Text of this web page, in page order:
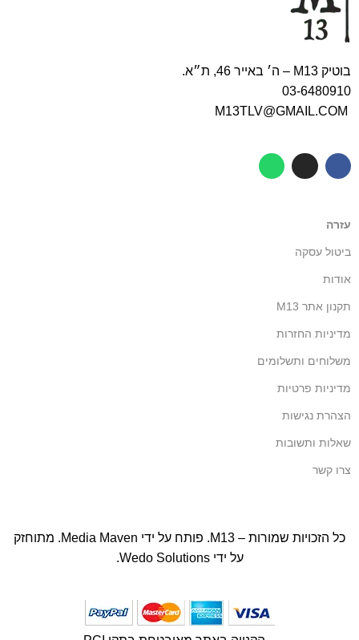
בוטיק M13 – ה׳ באייר 46, ת״א.
03-6480910
עזרה
ביטול עסקה
אודות
תקנון אתר M13
מדיניות החזרות
משלוחים ותשלומים
מדיניות פרטיות
הצהרת נגישות
שאלות ותשובות
צרו קשר
כל הזכויות שמורות – M13. פותח על ידי Media Maven. מתוחזק
על ידיWedo Solutions
.